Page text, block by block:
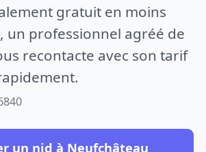
gratuit en moins
un professionnel agréé de
recontacte avec son tarif
un nid à Neufchâteau